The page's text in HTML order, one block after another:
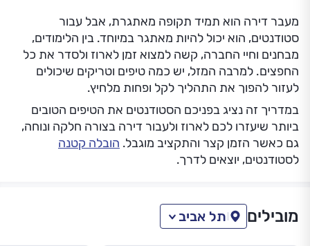
מעבר דירה הוא תמיד תקופה מאתגרת, אבל עבור
סטודנטים, הוא יכול להיות מאתגר במיוחד. בין הלימודים,
מבחנים וחיי החברה, קשה למצוא זמן לארוז ולסדר את כל
החפצים. למרבה המזל, יש כמה טיפים וטריקים שיכולים
לעזור להפוך את התהליך לקל ופחות מלחיץ.
במדריך זה נציג בפניכם הסטודנטים את הטיפים הטובים
ביותר שיעזרו לכם לארוז ולעבור דירה בצורה חלקה ונוחה,
גם כאשר הזמן קצר והתקציב מוגבל. הובלה קטנה
לסטודנטים, יוצאים לדרך.
מובילים תל אביב